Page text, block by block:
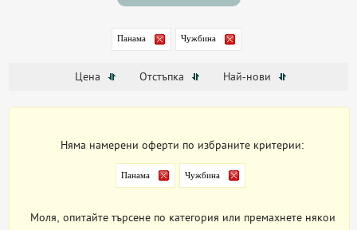
Панама Чужбина
Цена Отстъпка Най-нови
Няма намерени оферти по избраните критерии:
Панама Чужбина
Моля, опитайте търсене по категория или премахнете някои